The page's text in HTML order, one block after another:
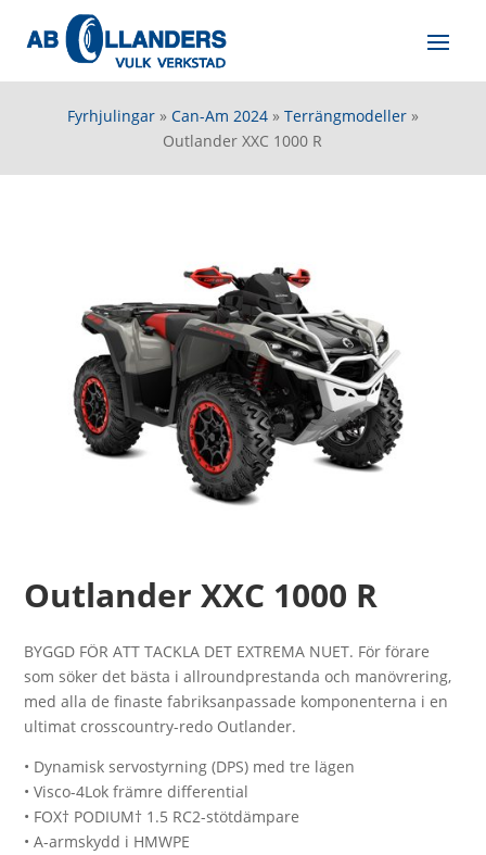
Fyrhjulingar» Can-Am 2024» Terrängmodeller»
Outlander XXC 1000 R
Outlander XXC 1000 R
BYGGD FÖR ATT TACKLA DET EXTREMA NUET. För förare
som söker det bästa i allroundprestanda och manövrering,
med alla de finaste fabriksanpassade komponenterna i en
ultimat crosscountry-redo Outlander.
• Dynamisk servostyrning (DPS) med tre lägen
• Visco-4Lok främre differential
• FOX† PODIUM† 1.5 RC2-stötdämpare
• A-armskydd i HMWPE